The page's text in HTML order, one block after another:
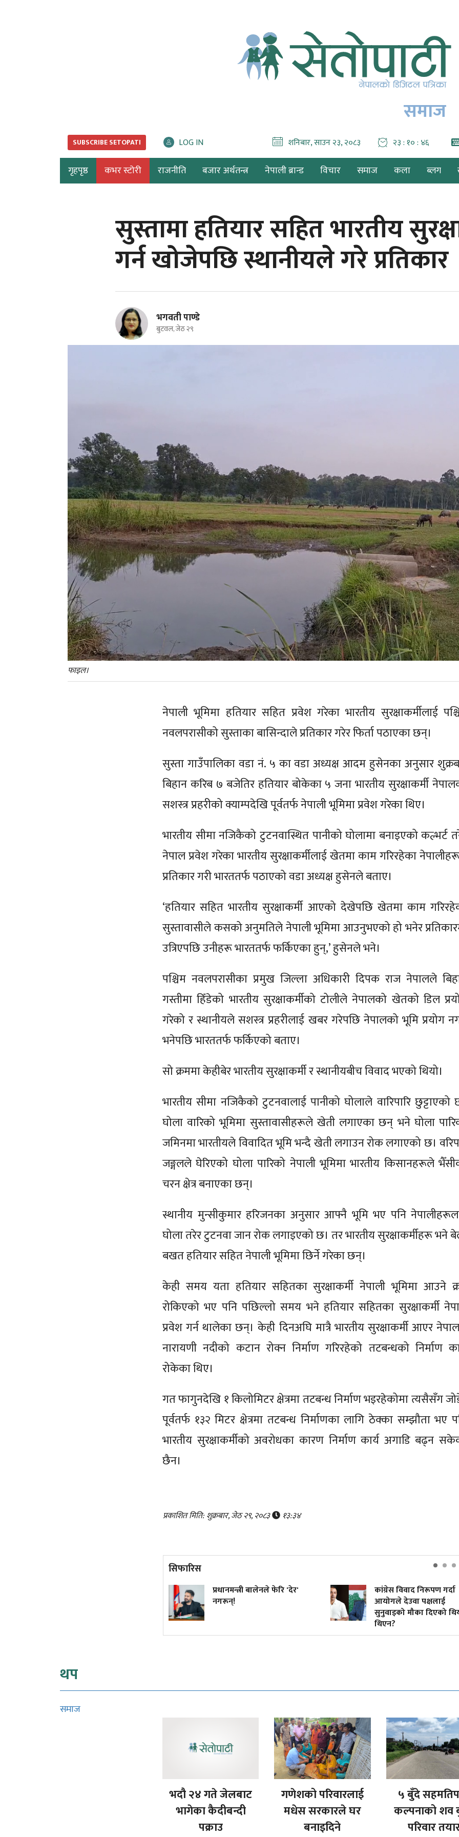
समाज
SUBSCRIBE SETOPATI LOG IN शनिबार, साउन २३, २०८३ २३ : १० : ४७
गृहपृष्ठ कभर स्टोरी राजनीति बजार अर्थतन्त्र नेपाली ब्रान्ड विचार समाज कला ब्लग
सुस्तामा हतियार सहित भारतीय
गर्न खोजेपछि स्थानीयले गरे प्रतिकार
भगवती पाण्डे
बुटवल, जेठ २९
फाइल।
नेपाली भूमिमा हतियार सहित प्रवेश गरेका भारतीय सुरक्षाकर्मीलाई
नवलपरासीको सुस्ताका बासिन्दाले प्रतिकार गरेर फिर्ता पठाएका छन्।
सुस्ता गाउँपालिका वडा नं. ५ का वडा अध्यक्ष आदम हुसेनका अनुसार
बिहान करिब ७ बजेतिर हतियार बोकेका ५ जना भारतीय सुरक्षाकर्मी
सशस्त्र प्रहरीको क्याम्पदेखि पूर्वतर्फ नेपाली भूमिमा प्रवेश गरेका थिए।
भारतीय सीमा नजिकैको टुटनवास्थित पानीको घोलामा बनाइएको कल्भर्ट
नेपाल प्रवेश गरेका भारतीय सुरक्षाकर्मीलाई खेतमा काम गरिरहेका
प्रतिकार गरी भारततर्फ पठाएको वडा अध्यक्ष हुसेनले बताए।
‘हतियार सहित भारतीय सुरक्षाकर्मी आएको देखेपछि खेतमा काम
सुस्तावासीले कसको अनुमतिले नेपाली भूमिमा आउनुभएको हो भनेर
उत्रिएपछि उनीहरू भारततर्फ फर्किएका हुन्,’ हुसेनले भने।
पश्चिम नवलपरासीका प्रमुख जिल्ला अधिकारी दिपक राज नेपालले
गस्तीमा हिँडेको भारतीय सुरक्षाकर्मीको टोलीले नेपालको खेतको डिल
गरेको र स्थानीयले सशस्त्र प्रहरीलाई खबर गरेपछि नेपालको भूमि प्रयोग
भनेपछि भारततर्फ फर्किएको बताए।
सो क्रममा केहीबेर भारतीय सुरक्षाकर्मी र स्थानीयबीच विवाद भएको थियो।
भारतीय सीमा नजिकैको टुटनवालाई पानीको घोलाले वारिपारि छुट्टाएको
घोला वारिको भूमिमा सुस्तावासीहरूले खेती लगाएका छन् भने घोला
जमिनमा भारतीयले विवादित भूमि भन्दै खेती लगाउन रोक लगाएको छ।
जङ्गलले घेरिएको घोला पारिको नेपाली भूमिमा भारतीय किसानहरूले
चरन क्षेत्र बनाएका छन्।
स्थानीय मुन्सीकुमार हरिजनका अनुसार आफ्नै भूमि भए पनि
घोला तरेर टुटनवा जान रोक लगाइएको छ। तर भारतीय सुरक्षाकर्मीहरू भने
बखत हतियार सहित नेपाली भूमिमा छिर्ने गरेका छन्।
केही समय यता हतियार सहितका सुरक्षाकर्मी नेपाली भूमिमा आउने
रोकिएको भए पनि पछिल्लो समय भने हतियार सहितका सुरक्षाकर्मी
प्रवेश गर्न थालेका छन्। केही दिनअघि मात्रै भारतीय सुरक्षाकर्मी आएर
नारायणी नदीको कटान रोक्न निर्माण गरिरहेको तटबन्धको निर्माण
रोकेका थिए।
गत फागुनदेखि १ किलोमिटर क्षेत्रमा तटबन्ध निर्माण भइरहेकोमा त्यसैसँग
पूर्वतर्फ १३२ मिटर क्षेत्रमा तटबन्ध निर्माणका लागि ठेक्का सम्झौता भए
भारतीय सुरक्षाकर्मीको अवरोधका कारण निर्माण कार्य अगाडि बढ्न
छैन।
प्रकाशित मिति: शुक्रबार, जेठ २९, २०८३ १३:३४
सिफारिस
प्रधानमन्त्री बालेनले फेरि 'देर'
नगरून्!
कांग्रेस विवाद निरूपण गर्दा
आयोगले देउवा पक्षलाई
सुनुवाइको मौका दिएको
थिएन?
थप
समाज
भदौ २४ गते जेलबाट
भागेका कैदीबन्दी
पक्राउ
गणेशको परिवारलाई
मधेस सरकारले घर
बनाइदिने
५ बुँदे
कल्पनाको शव
परिवार